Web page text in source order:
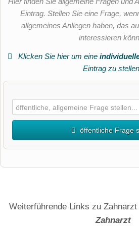
Eintrag. Stellen Sie eine Frage,
allgemeines Anliegen haben, das
interessieren
Klicken Sie hier um eine
Eintrag zu stellen
öffentliche Frage
Weiterführende Links zu Zahnarzt
Zahnarzt